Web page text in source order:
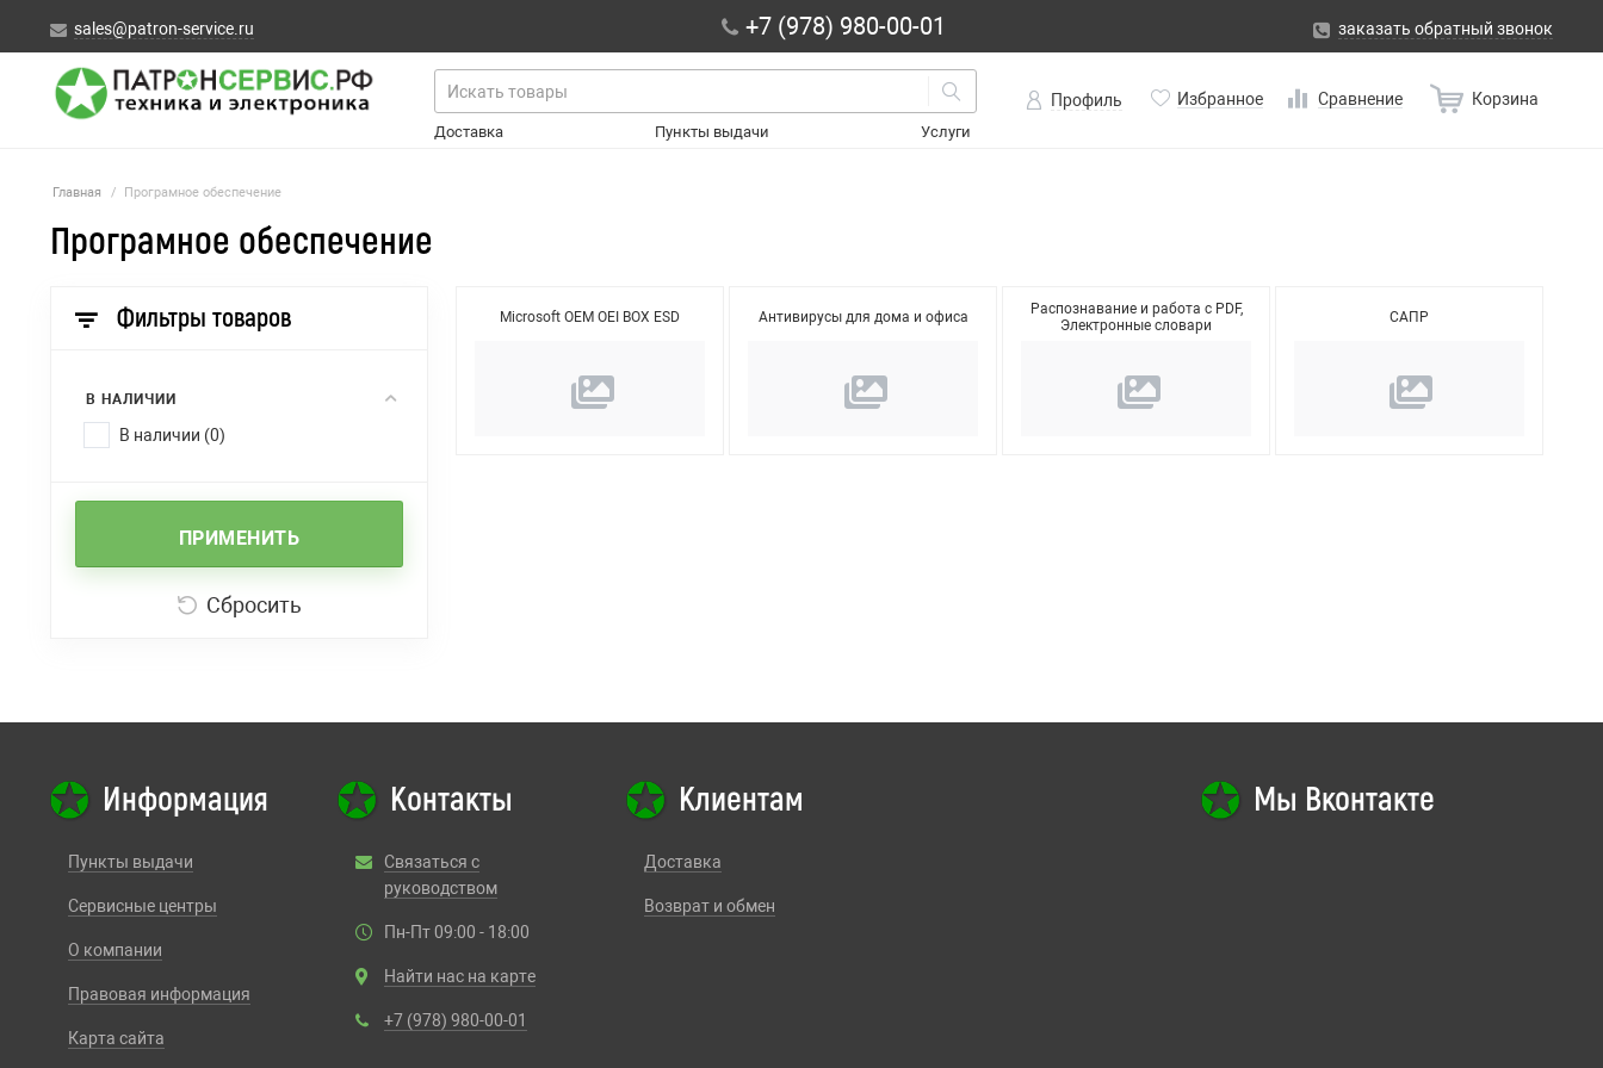
sales@patron-service.ru +7 (978) 980-00-01 заказать обратный звонок
Доставка Пункты выдачи Услуги
Профиль Избранное Сравнение Корзина
Главная / Програмное обеспечение
Програмное обеспечение
Фильтры товаров
В НАЛИЧИИ
В наличии (0)
ПРИМЕНИТЬ
Сбросить
Microsoft OEM OEI BOX ESD Антивирусы для дома и офиса
Распознавание и работа с PDF,
Электронные словари
САПР
Информация
Пункты выдачи
Сервисные центры
О компании
Правовая информация
Карта сайта
Контакты
Связаться с
руководством
Пн-Пт 09:00 - 18:00
Найти нас на карте
+7 (978) 980-00-01
Клиентам
Доставка
Возврат и обмен
Мы Вконтакте